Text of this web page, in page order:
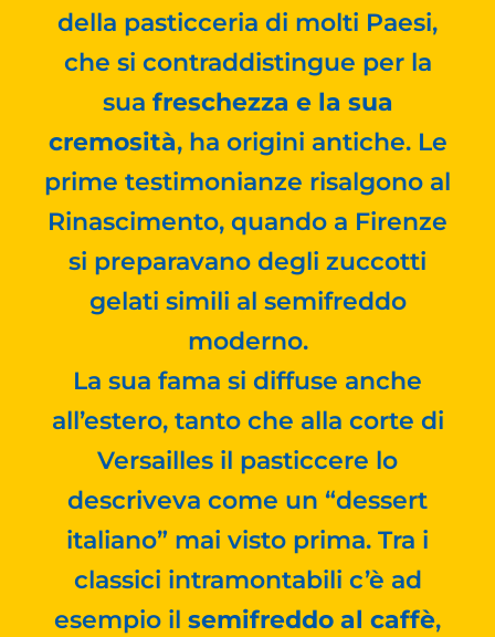
della pasticceria di molti Paesi,
che si contraddistingue per la
sua freschezza e la sua
cremosità, ha origini antiche. Le
prime testimonianze risalgono al
Rinascimento, quando a Firenze
si preparavano degli zuccotti
gelati simili al semifreddo
moderno.
La sua fama si diffuse anche
all’estero, tanto che alla corte di
Versailles il pasticcere lo
descriveva come un “dessert
italiano” mai visto prima. Tra i
classici intramontabili c’è ad
esempio il semifreddo al caffè,